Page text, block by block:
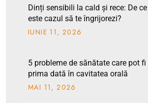
Dinți sensibili la cald și rece: De
este cazul să te îngrijorezi?
IUNIE11 , 2026
5 probleme de sănătate care pot
prima dată în cavitatea orală
MAI 11 , 2026